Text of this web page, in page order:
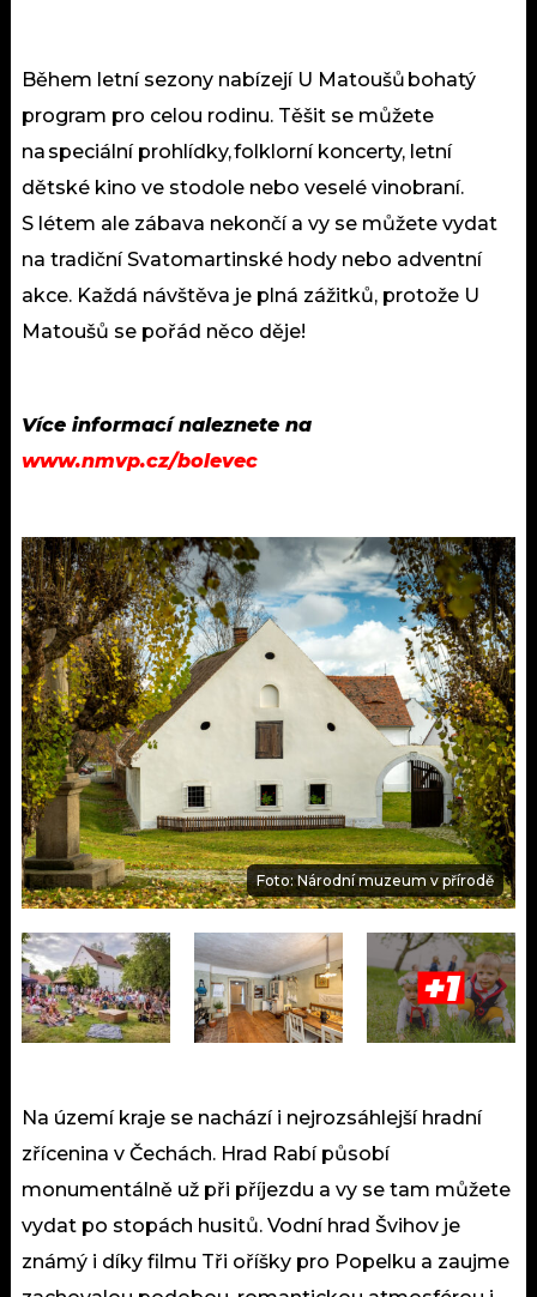
Během letní sezony nabízejí U Matoušů bohatý
program pro celou rodinu. Těšit se můžete
na speciální prohlídky, folklorní koncerty, letní
dětské kino ve stodole nebo veselé vinobraní.
S létem ale zábava nekončí a vy se můžete vydat
na tradiční Svatomartinské hody nebo adventní
akce. Každá návštěva je plná zážitků, protože U
Matoušů se pořád něco děje!
Více informací naleznete na
www.nmvp.cz/bolevec
Foto: Národní muzeum v přírodě
+1
Na území kraje se nachází i nejrozsáhlejší hradní
zřícenina v Čechách. Hrad Rabí působí
monumentálně už při příjezdu a vy se tam můžete
vydat po stopách husitů. Vodní hrad Švihov je
známý i díky filmu Tři oříšky pro Popelku a zaujme